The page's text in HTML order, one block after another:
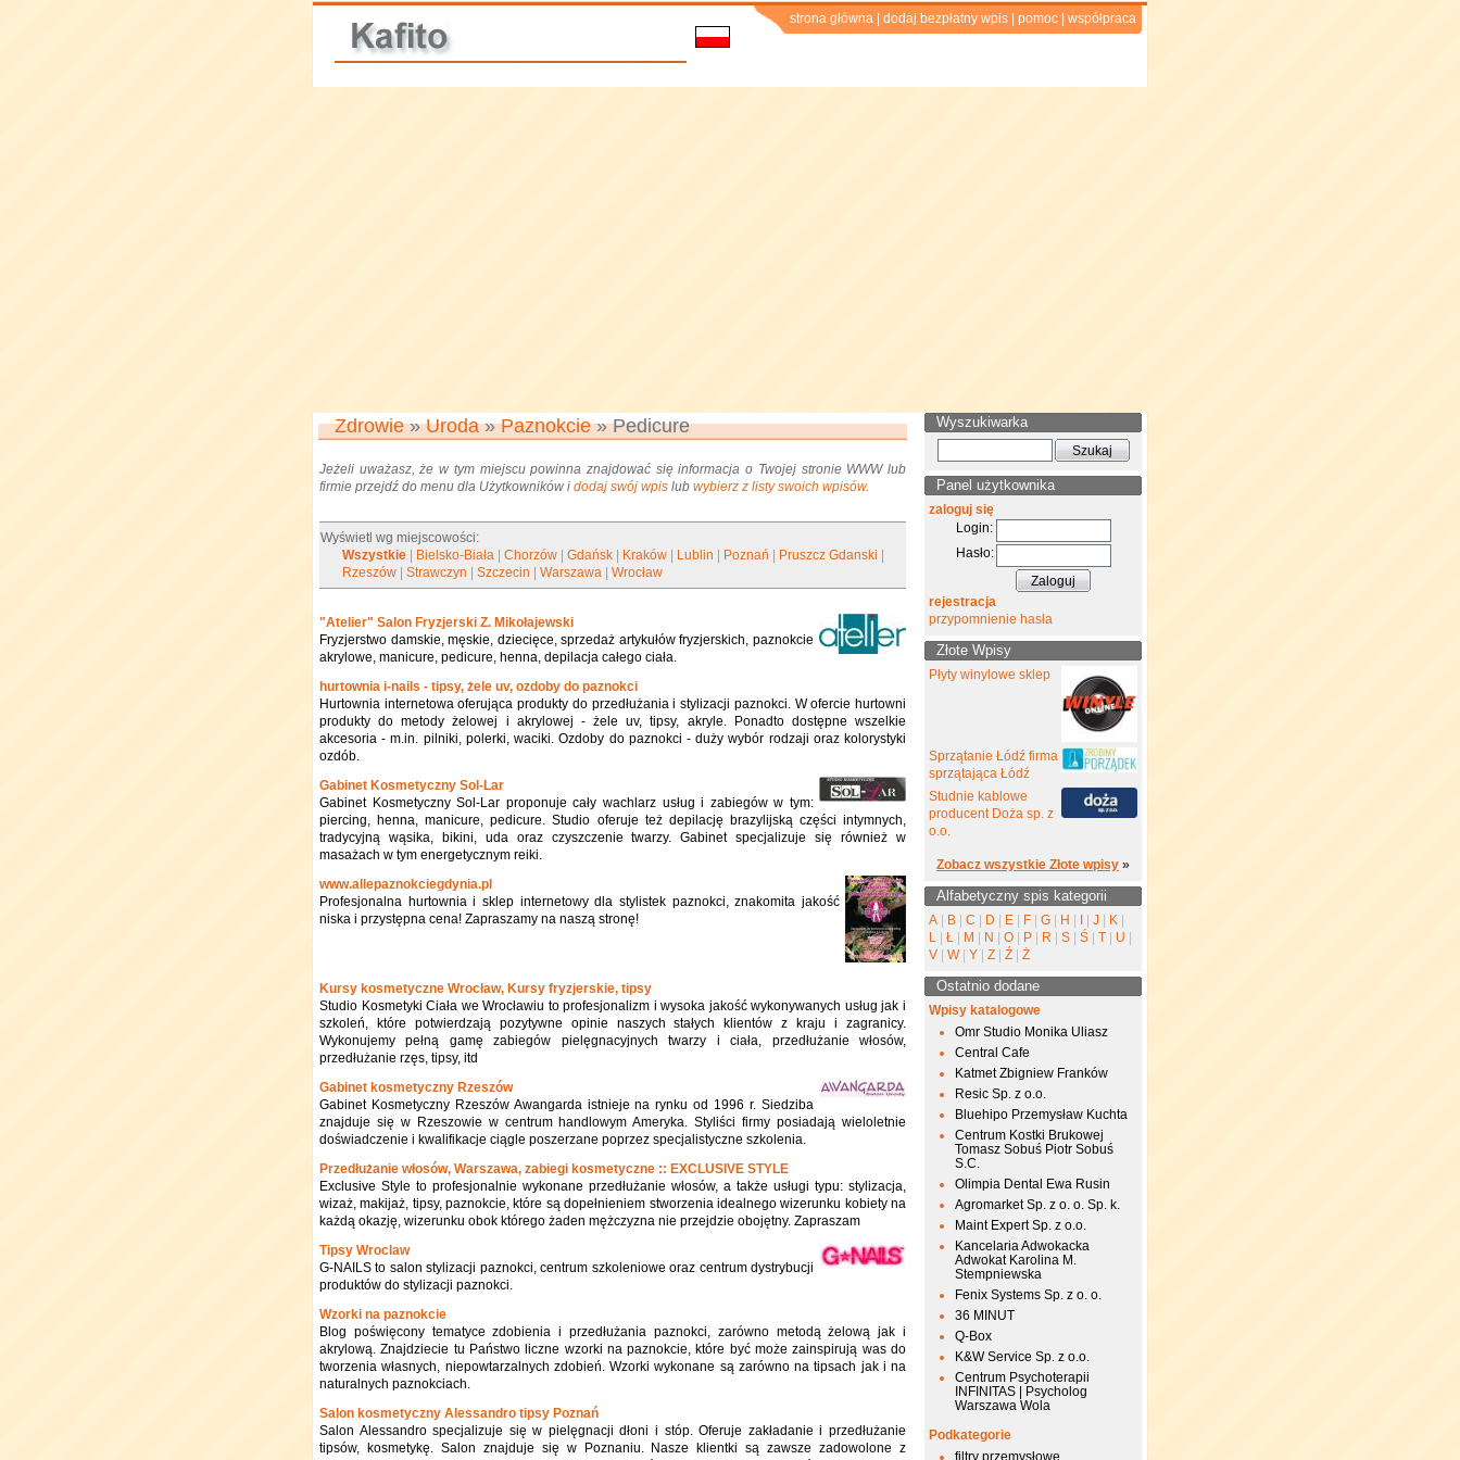
strona główna dodaj bezpłatny wpis pomoc współpraca
Zdrowie»Uroda»Paznokcie» Pedicure
Jeżeli uważasz, że w tym miejscu powinna znajdować się informacja o Twojej stronie WWW lub
firmie przejdź do menu dla Użytkowników i dodaj swój wpis lub wybierz z listy swoich wpisów.
Wyświetl wg miejscowości:
Wszystkie
Bielsko-Biała |Chorzów |Gdańsk Kraków Lublin Poznań Pruszcz Gdanski
Rzeszów |Strawczyn |Szczecin |Warszawa |Wrocław
"Atelier" Salon Fryzjerski Z. Mikołajewski
Fryzjerstwo damskie, męskie, dziecięce, sprzedaż artykułów fryzjerskich, paznokcie
akrylowe, manicure, pedicure, henna, depilacja całego ciała.
hurtownia i-nails - tipsy, żele uv, ozdoby do paznokci
Hurtownia internetowa oferująca produkty do przedłużania i stylizacji paznokci. W ofercie hurtowni
produkty do metody żelowej i akrylowej - żele uv, tipsy, akryle. Ponadto dostępne wszelkie
akcesoria - m.in. pilniki, polerki, waciki. Ozdoby do paznokci - duży wybór rodzaji oraz kolorystyki
ozdób.
Gabinet Kosmetyczny Sol-Lar
Gabinet Kosmetyczny Sol-Lar proponuje cały wachlarz usług i zabiegów w tym:
piercing, henna, manicure, pedicure. Studio oferuje też depilację brazylijską części intymnych,
tradycyjną wąsika, bikini, uda oraz czyszczenie twarzy. Gabinet specjalizuje się również w
masażach w tym energetycznym reiki.
www.allepaznokciegdynia.pl
Profesjonalna hurtownia i sklep internetowy dla stylistek paznokci, znakomita jakość
niska i przystępna cena! Zapraszamy na naszą stronę!
Kursy kosmetyczne Wrocław, Kursy fryzjerskie, tipsy
Studio Kosmetyki Ciała we Wrocławiu to profesjonalizm i wysoka jakość wykonywanych usług jak i
szkoleń, które potwierdzają pozytywne opinie naszych stałych klientów z kraju i zagranicy.
Wykonujemy pełną gamę zabiegów pielęgnacyjnych twarzy i ciała, przedłużanie włosów,
przedłużanie rzęs, tipsy, itd
Gabinet kosmetyczny Rzeszów
Gabinet Kosmetyczny Rzeszów Awangarda istnieje na rynku od 1996 r. Siedziba
znajduje się w Rzeszowie w centrum handlowym Ameryka. Styliści firmy posiadają wieloletnie
doświadczenie i kwalifikacje ciągle poszerzane poprzez specjalistyczne szkolenia.
Przedłużanie włosów, Warszawa, zabiegi kosmetyczne :: EXCLUSIVE STYLE
Exclusive Style to profesjonalnie wykonane przedłużanie włosów, a także usługi typu: stylizacja,
wizaż, makijaż, tipsy, paznokcie, które są dopełnieniem stworzenia idealnego wizerunku kobiety na
każdą okazję, wizerunku obok którego żaden mężczyzna nie przejdzie obojętny. Zapraszam
Tipsy Wroclaw
G-NAILS to salon stylizacji paznokci, centrum szkoleniowe oraz centrum dystrybucji
produktów do stylizacji paznokci.
Wzorki na paznokcie
Blog poświęcony tematyce zdobienia i przedłużania paznokci, zarówno metodą żelową jak i
akrylową. Znajdziecie tu Państwo liczne wzorki na paznokcie, które być może zainspirują was do
tworzenia własnych, niepowtarzalnych zdobień. Wzorki wykonane są zarówno na tipsach jak i na
naturalnych paznokciach.
Salon kosmetyczny Alessandro tipsy Poznań
Salon Alessandro specjalizuje się w pielęgnacji dłoni i stóp. Oferuje zakładanie i przedłużanie
tipsów, kosmetykę. Salon znajduje się w Poznaniu. Nasze klientki są zawsze zadowolone z
Wyszukiwarka
Panel użytkownika
zaloguj się
Login:
Hasło:
rejestracja
przypomnienie hasła
Złote Wpisy
Płyty winylowe sklep
Sprzątanie Łódź firma
sprzątająca Łódź
Studnie kablowe
producent Doża sp. z
o.o.
Zobacz wszystkie Złote wpisy »
Alfabetyczny spis kategorii
A B C D E F G H J K
L
Ł M N O P R S Ś T U
V
W Y Z Ź Ż
Ostatnio dodane
Wpisy katalogowe
Omr Studio Monika Uliasz
Central Cafe
Katmet Zbigniew Franków
Resic Sp. z o.o.
Bluehipo Przemysław Kuchta
Centrum Kostki Brukowej
Tomasz Sobuś Piotr Sobuś
S.C.
Olimpia Dental Ewa Rusin
Agromarket Sp. z o. o. Sp. k.
Maint Expert Sp. z o.o.
Kancelaria Adwokacka
Adwokat Karolina M.
Stempniewska
Fenix Systems Sp. z o. o.
36 MINUT
Q-Box
K&W Service Sp. z o.o.
Centrum Psychoterapii
INFINITAS | Psycholog
Warszawa Wola
Podkategorie
filtry przemysłowe